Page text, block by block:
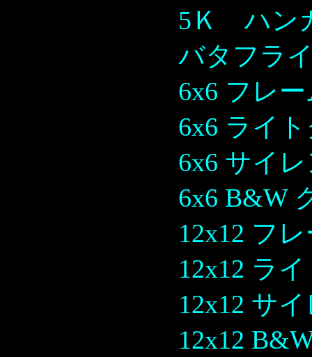
5Ｋ ハン
バタフラ
6x6 フレ
6x6 ライ
6x6 サイ
6x6 B&W
12x12 フ
12x12 ラ
12x12 サ
12x12